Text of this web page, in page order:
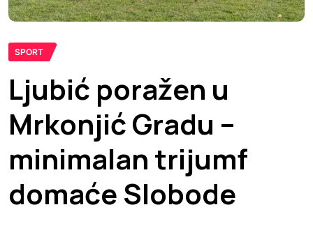
SPORT
Ljubić poražen u
Mrkonjić Gradu –
minimalan trijumf
domaće Slobode